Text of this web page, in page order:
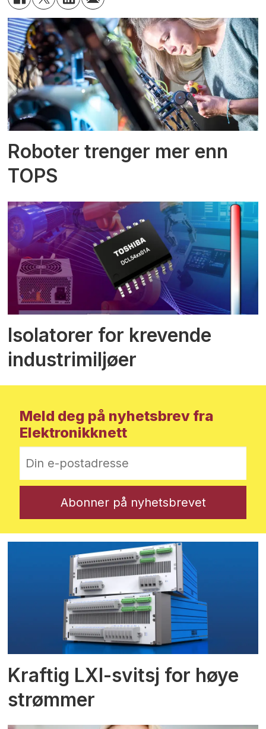
Roboter trenger mer enn
TOPS
Isolatorer for krevende
industrimiljøer
Meld deg på nyhetsbrev fra
Elektronikknett
Kraftig LXI-svitsj for høye
strømmer